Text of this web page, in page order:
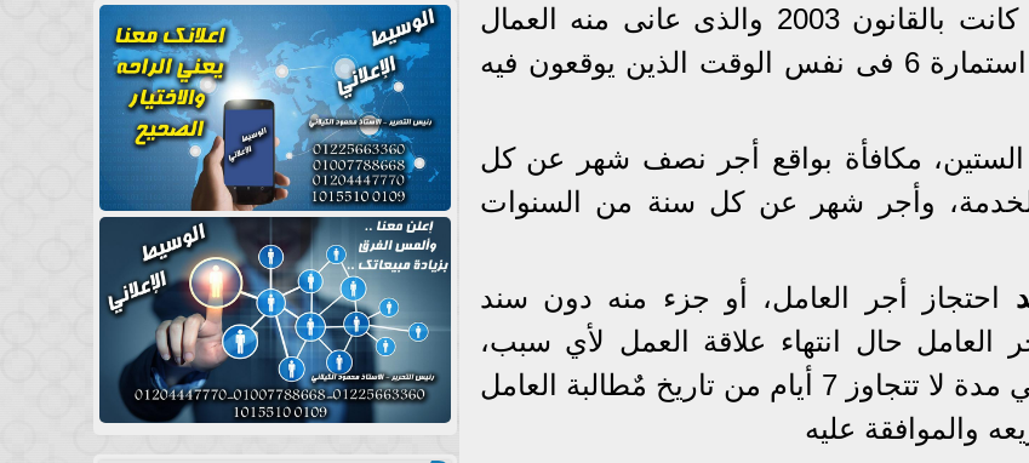
الشان ان القانون تجاوز كل المواد التى كانت بالقانون 2003 والذى عانى منه العمال
وتحديدا مع اصحاب العمل والتوقيع على استمارة 6 فى نفس الوقت الذين يوقعون فيه
مكافأة بواقع أجر نصف شهر عن كل
وأجر شهر عن كل سنة من السنوات
احتجاز أجر العامل، أو جزء منه دون سند
العامل حال انتهاء علاقة العمل لأي سبب،
ويحصل على جميع المبالغ المستحقة له في مدة لا تتجاوز 7 أيام من تاريخ مٌطالبة العامل
والموافقة عليه